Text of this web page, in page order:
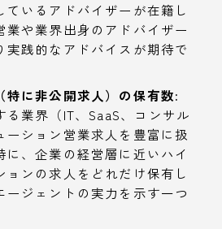
ているアドバイザーが在籍し
業や業界出身のアドバイザー
実践的なアドバイスが期待で
特に非公開求人）の保有数:
る業界（IT、SaaS、コンサル
ーション営業求人を豊富に扱
に、企業の経営層に近いハイ
ョンの求人をどれだけ保有し
ージェントの実力を示す一つ